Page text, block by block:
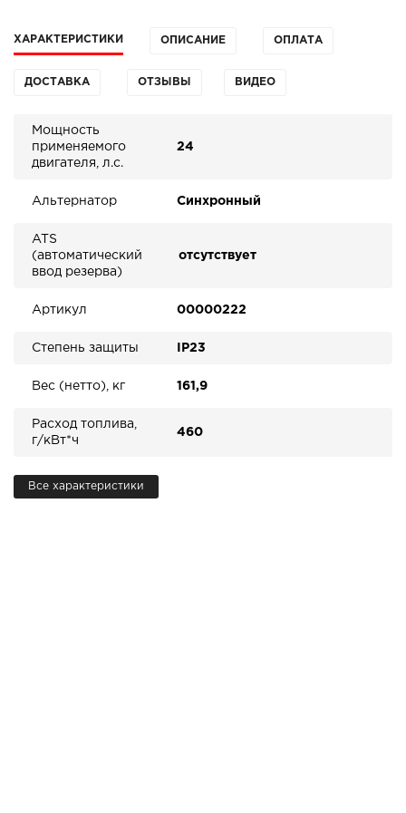
ХАРАКТЕРИСТИКИ ОПИСАНИЕ ОПЛАТА
ДОСТАВКА ОТЗЫВЫ ВИДЕО
Мощность
применяемого
двигателя, л.с.
24
Альтернатор Синхронный
ATS
(автоматический
ввод резерва)
отсутствует
Артикул 00000222
Степень защиты IP23
Вес (нетто), кг 161,9
Расход топлива,
г/кВт*ч
460
Все характеристики